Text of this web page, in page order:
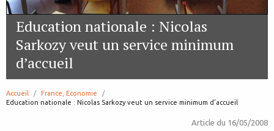
Education nationale : Nicolas
Sarkozy veut un service minimum
d’accueil
Accueil
France, Economie
page:
Education nationale : Nicolas Sarkozy veut un service minimum d’accueil
Article du 16/05/2008